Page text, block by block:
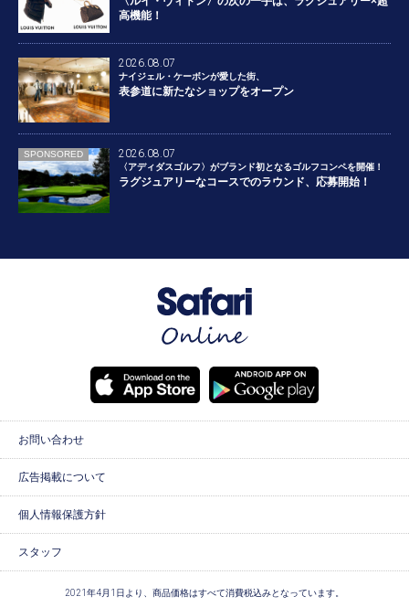
高機能！
2026.08.07
ナイジェル・ケーボンが愛した街、
表参道に新たなショップをオープン
SPONSORED 2026.08.07
〈アディダスゴルフ〉がブランド初となるゴルフコンペを開催！
ラグジュアリーなコースでのラウンド、応募開始！
お問い合わせ
広告掲載について
個人情報保護方針
スタッフ
2021年4月1日より、商品価格はすべて消費税込みとなっています。